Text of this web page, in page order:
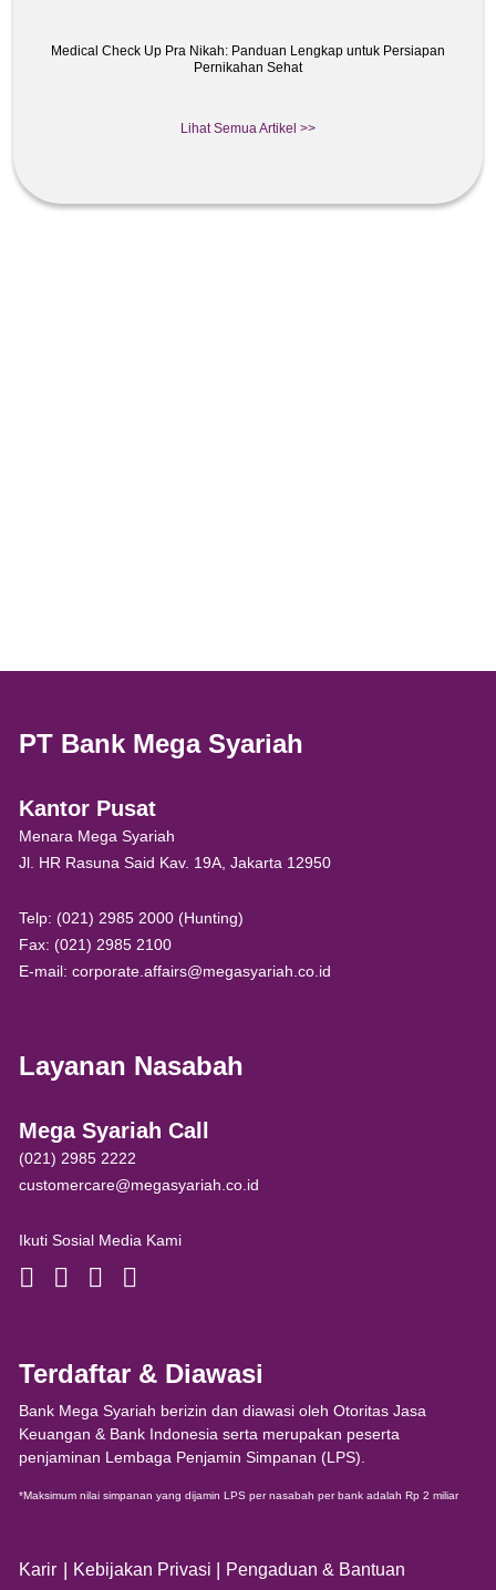
Medical Check Up Pra Nikah: Panduan Lengkap untuk Persiapan
Pernikahan Sehat
Lihat Semua Artikel >>
PT Bank Mega Syariah
Kantor Pusat
Menara Mega Syariah
Jl. HR Rasuna Said Kav. 19A, Jakarta 12950
Telp: (021) 2985 2000 (Hunting)
Fax: (021) 2985 2100
E-mail: corporate.affairs@megasyariah.co.id
Layanan Nasabah
Mega Syariah Call
(021) 2985 2222
customercare@megasyariah.co.id
Ikuti Sosial Media Kami
Terdaftar & Diawasi
Bank Mega Syariah berizin dan diawasi oleh Otoritas Jasa
Keuangan & Bank Indonesia serta merupakan peserta
penjaminan Lembaga Penjamin Simpanan (LPS).
*Maksimum nilai simpanan yang dijamin LPS per nasabah per bank adalah Rp 2 miliar
Karir Kebijakan Privasi Pengaduan & Bantuan